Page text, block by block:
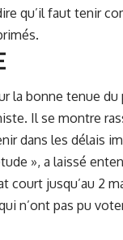
qu’il faut tenir
la bonne tenue
Il se montre
dans les délais
», a laissé
court jusqu’au 2
n’ont pas pu